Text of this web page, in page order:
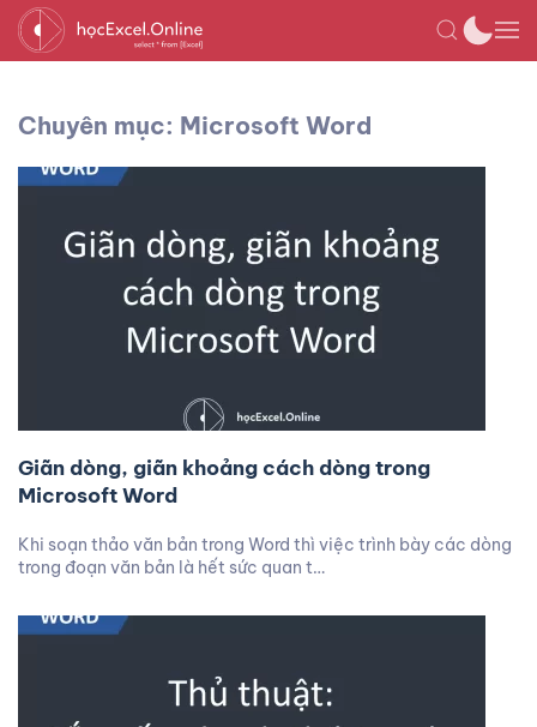
Chuyên mục: Microsoft Word
Giãn dòng, giãn khoảng cách dòng trong
Microsoft Word
Khi soạn thảo văn bản trong Word thì việc trình bày các dòng
trong đoạn văn bản là hết sức quan t…